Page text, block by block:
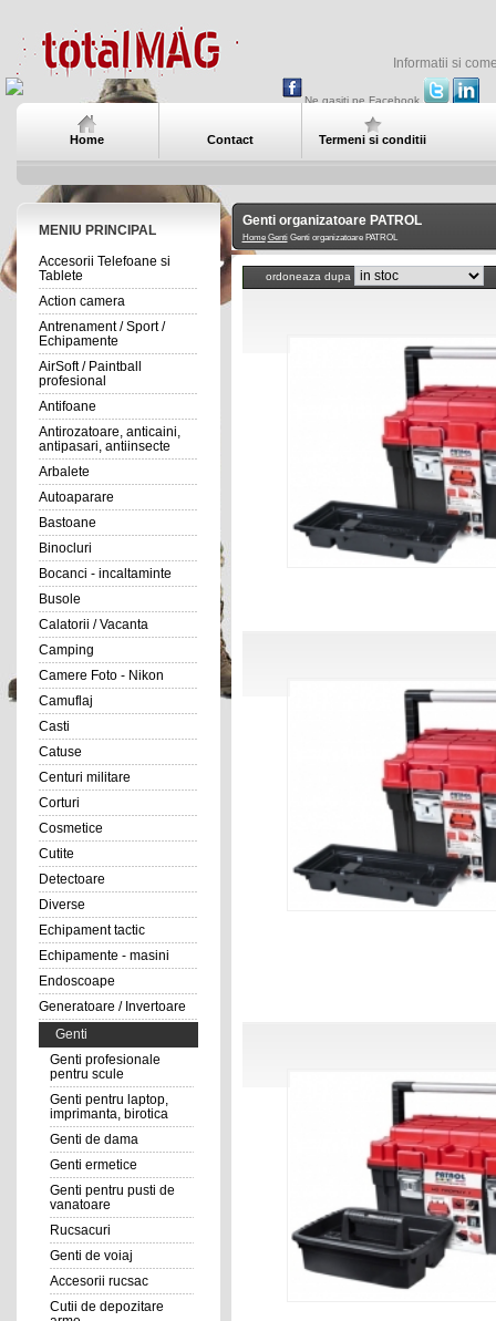
Informatii si
Ne gasiti pe Facebook
Home Contact Termeni si conditii
MENIU PRINCIPAL
Accesorii Telefoane si
Tablete
Action camera
Antrenament / Sport /
Echipamente
AirSoft / Paintball
profesional
Antifoane
Antirozatoare, anticaini,
antipasari, antiinsecte
Arbalete
Autoaparare
Bastoane
Binocluri
Bocanci - incaltaminte
Busole
Calatorii / Vacanta
Camping
Camere Foto - Nikon
Camuflaj
Casti
Catuse
Centuri militare
Corturi
Cosmetice
Cutite
Detectoare
Diverse
Echipament tactic
Echipamente - masini
Endoscoape
Generatoare / Invertoare
Genti
Genti profesionale
pentru scule
Genti pentru laptop,
imprimanta, birotica
Genti de dama
Genti ermetice
Genti pentru pusti de
vanatoare
Rucsacuri
Genti de voiaj
Accesorii rucsac
Cutii de depozitare
Genti organizatoare PATROL
Home GentiGenti organizatoare PATROL
ordoneaza dupa